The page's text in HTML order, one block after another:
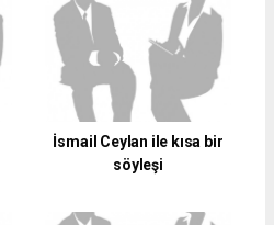
İsmail Ceylan ile kısa bir
söyleşi